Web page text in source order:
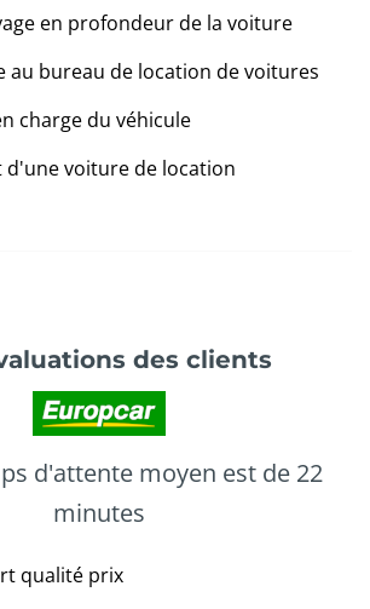
en profondeur de la voiture
au bureau de location de voitures
charge du véhicule
d'une voiture de location
des clients
d'attente moyen est de 22
minutes
qualité prix